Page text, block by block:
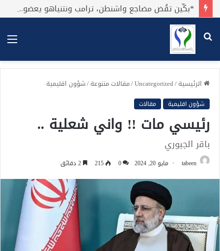
*بكِّين تقُض مضاجع واشنطن، ترامب ونتنياهو يعضون على أصابِعهُم وليس بيدهم حيلَة!.*
بحث
عن
الرئيسية/
Uncategorized
/مقالات متنوعة/شؤون اقليمية
شؤون اقليمية مقالات
رئيسي مات !! واني شعلية ..
باقر الجبوري
tabeen مايو 20, 2024 0
215